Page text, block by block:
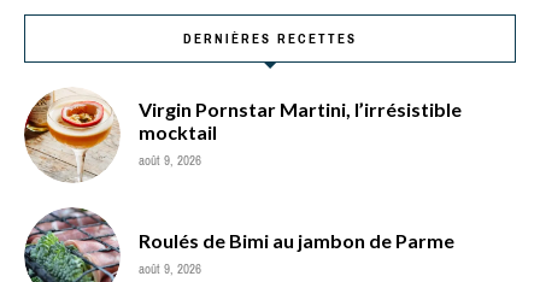
DERNIÈRES RECETTES
Virgin Pornstar Martini, l’irrésistible
mocktail
août 9, 2026
Roulés de Bimi au jambon de Parme
août 9, 2026